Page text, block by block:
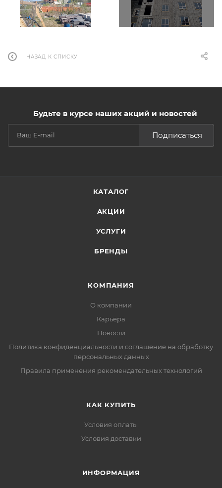
НАЗАД К СПИСКУ
Будьте в курсе наших акций и новостей
Подписаться
КАТАЛОГ
АКЦИИ
УСЛУГИ
БРЕНДЫ
КОМПАНИЯ
О компании
Карьера
Новости
Политика конфиденциальности и соглашение на обработку
персональных данных
Правила применения рекомендательных технологий
КАК КУПИТЬ
Условия оплаты
Условия доставки
ИНФОРМАЦИЯ